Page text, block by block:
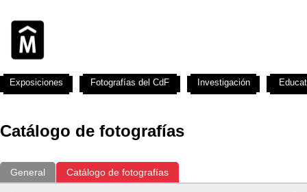
Catálogo de fotografías
General Catálogo de fotografías
Exposiciones Fotografías del CdF Investigación